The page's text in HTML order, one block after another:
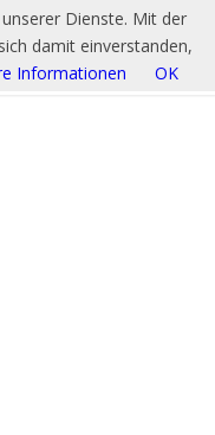
Dienste. Mit der
damit einverstanden,
Informationen OK